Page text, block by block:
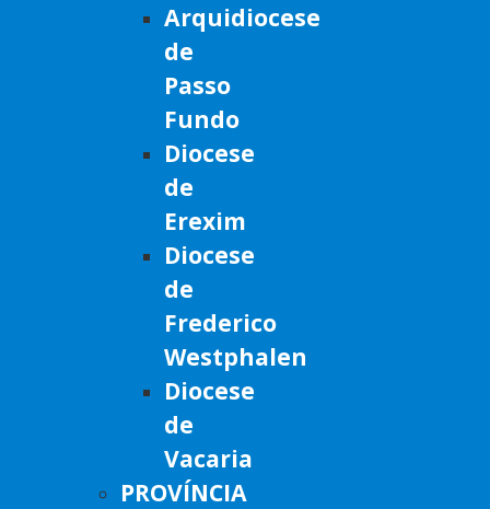
Arquidiocese
de
Passo
Fundo
Diocese
de
Erexim
Diocese
de
Frederico
Westphalen
Diocese
de
Vacaria
PROVÍNCIA